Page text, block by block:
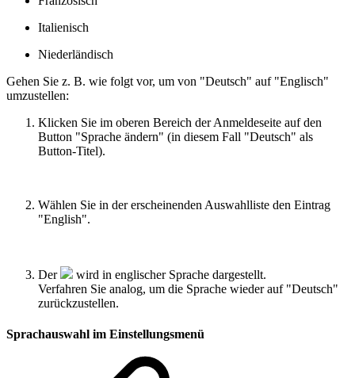
Italienisch
Niederländisch
Gehen Sie z. B. wie folgt vor, um von "Deutsch" auf "Englisch"
umzustellen:
Klicken Sie im oberen Bereich der Anmeldeseite auf den
Button "Sprache ändern" (in diesem Fall "Deutsch" als
Button-Titel).
Wählen Sie in der erscheinenden Auswahlliste den Eintrag
"English".
Der
wird in englischer Sprache dargestellt.
Verfahren Sie analog, um die Sprache wieder auf "Deutsch"
zurückzustellen.
Sprachauswahl im Einstellungsmenü